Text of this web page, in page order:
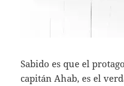
Sabido es que el
capitán Ahab, es el